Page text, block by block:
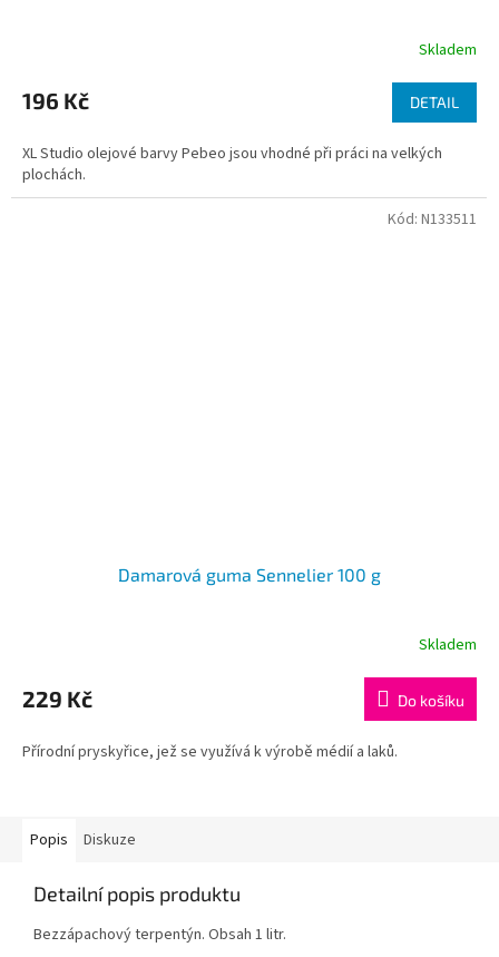
Skladem
196 Kč DETAIL
XL Studio olejové barvy Pebeo jsou vhodné při práci na velkých
plochách.
Damarová guma Sennelier 100 g
Skladem
229 Kč Do košíku
Přírodní pryskyřice, jež se využívá k výrobě médií a laků.
Kód: N133511
Popis Diskuze
Detailní popis produktu
Bezzápachový terpentýn. Obsah 1 litr.